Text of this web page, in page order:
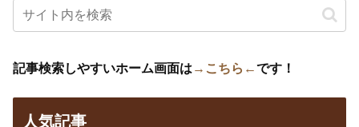
記事検索しやすいホーム画面は →こちら←です！
人気記事